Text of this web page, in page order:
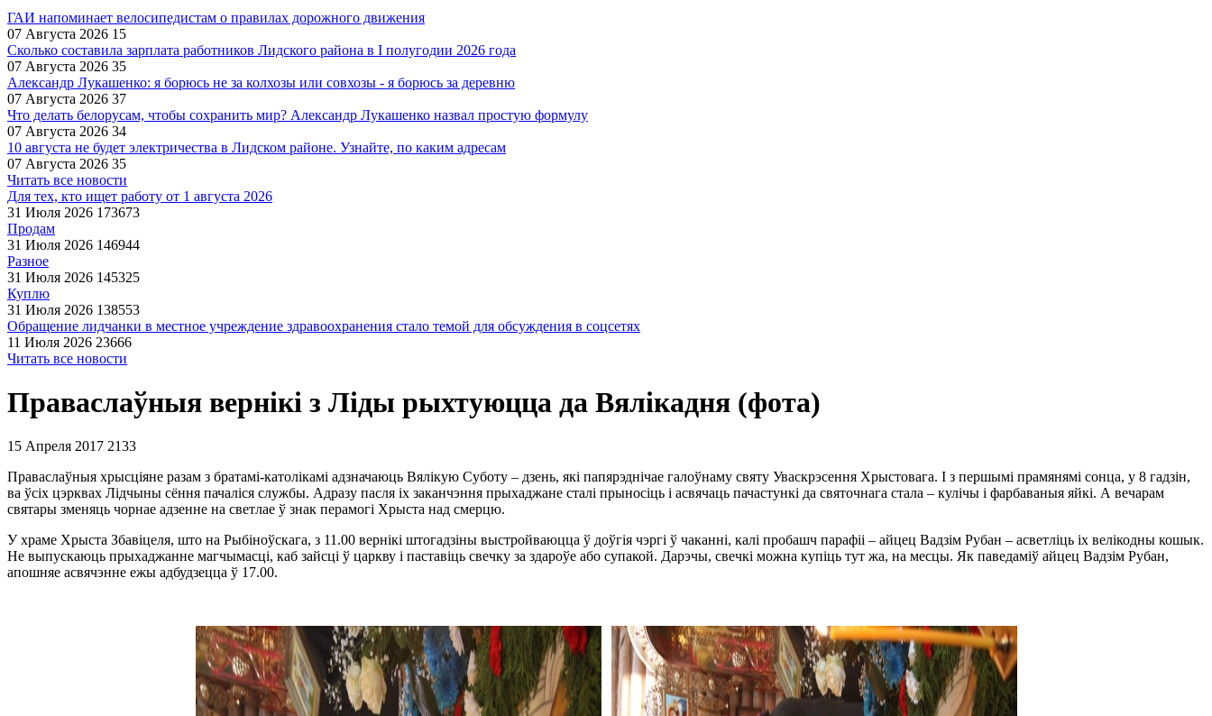
ГАИ напоминает велосипедистам о правилах дорожного движения
07 Августа 2026 15
Сколько составила зарплата работников Лидского района в I полугодии 2026 года
07 Августа 2026 35
Александр Лукашенко: я борюсь не за колхозы или совхозы - я борюсь за деревню
07 Августа 2026 37
Что делать белорусам, чтобы сохранить мир? Александр Лукашенко назвал простую формулу
07 Августа 2026 34
10 августа не будет электричества в Лидском районе. Узнайте, по каким адресам
07 Августа 2026 35
Читать все новости
Для тех, кто ищет работу от 1 августа 2026
31 Июля 2026 173673
Продам
31 Июля 2026 146944
Разное
31 Июля 2026 145325
Куплю
31 Июля 2026 138553
Обращение лидчанки в местное учреждение здравоохранения стало темой для обсуждения в соцсетях
11 Июля 2026 23666
Читать все новости
Праваслаўныя вернікі з Ліды рыхтуюцца да Вялікадня (фота)
15 Апреля 2017 2133
Праваслаўныя хрысціяне разам з братамі-католікамі адзначаюць Вялікую Cуботу – дзень, які папярэднічае галоўнаму святу Уваскрэсення Хрыстовага. І з першымі прамянямі сонца, у 8 гадзін,
ва ўсіх цэрквах Лідчыны сёння пачаліся службы. Адразу пасля іх заканчэння прыхаджане сталі прыносіць і асвячаць пачастункі да святочнага стала – кулічы і фарбаваныя яйкі. А вечарам
святары зменяць чорнае адзенне на светлае ў знак перамогі Хрыста над смерцю.
У храме Хрыста Збавіцеля, што на Рыбіноўскага, з 11.00 вернікі штогадзіны выстройваюцца ў доўгія чэргі ў чаканні, калі пробашч парафіі – айцец Вадзім Рубан – асветліць іх велікодны кошык.
Не выпускаюць прыхаджанне магчымасці, каб зайсці ў царкву і паставіць свечку за здароўе або супакой. Дарэчы, свечкі можна купіць тут жа, на месцы. Як паведаміў айцец Вадзім Рубан,
апошняе асвячэнне ежы адбудзецца ў 17.00.